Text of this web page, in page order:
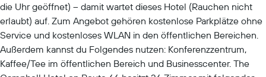
die Uhr geöffnet) – damit wartet dieses Hotel (Rauchen nicht
erlaubt) auf. Zum Angebot gehören kostenlose Parkplätze ohne
Service und kostenloses WLAN in den öffentlichen Bereichen.
Außerdem kannst du Folgendes nutzen: Konferenzzentrum,
Kaffee/Tee im öffentlichen Bereich und Businesscenter. The